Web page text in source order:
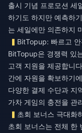
출시 기념 프로모션 세
하기도 하지만 예측하
는 세일에만 의존하지
BitTopup: 빠르고 안
BitTopup은 경쟁력 있
고객 지원을 제공합니
간에 자원을 확보하기
다양한 결제 수단과 지
가차 게임의 충전을 관
초회 보너스 극대화
초회 보너스는 전체